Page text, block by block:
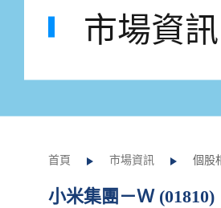
市場資訊
首頁 市場資訊 個股
小米集團－Ｗ (01810)